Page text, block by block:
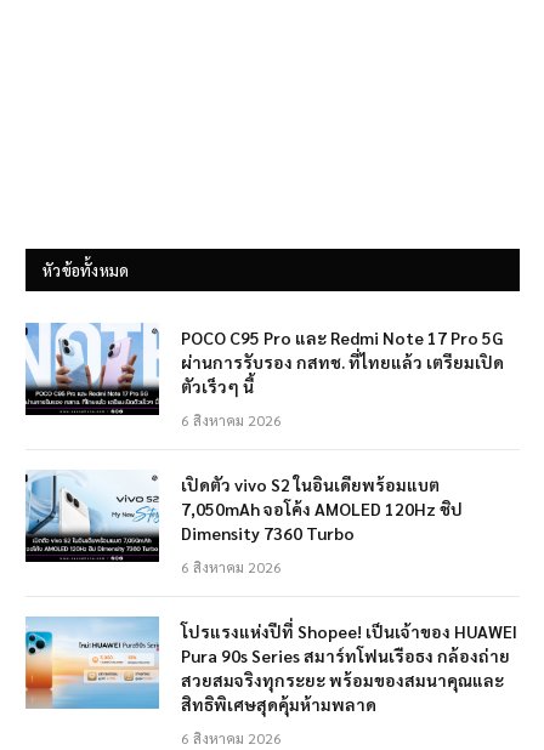
หัวข้อทั้งหมด
POCO C95 Pro และ Redmi Note 17 Pro 5G
ผ่านการรับรอง กสทช. ที่ไทยแล้ว เตรียมเปิด
ตัวเร็วๆ นี้
6 สิงหาคม 2026
เปิดตัว vivo S2 ในอินเดียพร้อมแบต
7,050mAh จอโค้ง AMOLED 120Hz ชิป
Dimensity 7360 Turbo
6 สิงหาคม 2026
โปรแรงแห่งปีที่ Shopee! เป็นเจ้าของ HUAWEI
Pura 90s Series สมาร์ทโฟนเรือธง กล้องถ่าย
สวยสมจริงทุกระยะ พร้อมของสมนาคุณและ
สิทธิพิเศษสุดคุ้มห้ามพลาด
6 สิงหาคม 2026